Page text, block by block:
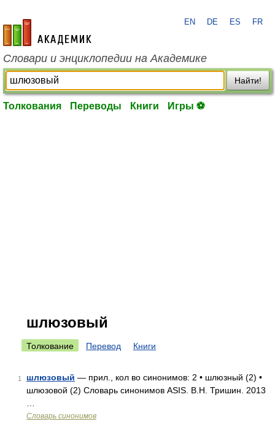
academic.ru
EN DE ES FR
Словари и энциклопедии на Академике
Найти!
Толкования Переводы Книги Игры ⚽
шлюзовый
Толкование Перевод Книги
1 шлюзовый — прил., кол во синонимов: 2 • шлюзный (2) •
шлюзовой (2) Словарь синонимов ASIS. В.Н. Тришин. 2013
Словарь синонимов